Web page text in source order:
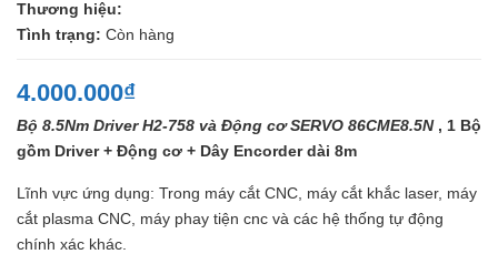
Thương hiệu:
Tình trạng: Còn hàng
4.000.000₫
Bộ 8.5Nm Driver H2-758 và Động cơ SERVO 86CME8.5N , 1 Bộ
gồm Driver + Động cơ + Dây Encorder dài 8m
Lĩnh vực ứng dụng: Trong máy cắt CNC, máy cắt khắc laser, máy
cắt plasma CNC, máy phay tiện cnc và các hệ thống tự động
chính xác khác.